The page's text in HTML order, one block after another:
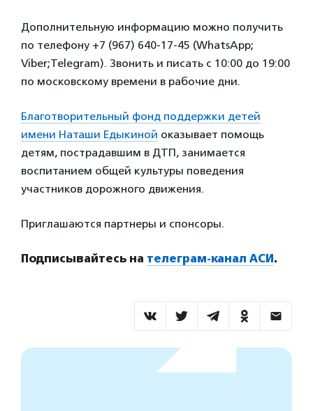
Дополнительную информацию можно получить
по телефону +7 (967) 640-17-45 (WhatsApp;
Viber;Telegram). Звонить и писать с 10:00 до 19:00
по московскому времени в рабочие дни.
Благотворительный фонд поддержки детей
имени Наташи Едыкиной оказывает помощь
детям, пострадавшим в ДТП, занимается
воспитанием общей культуры поведения
участников дорожного движения.
Приглашаются партнеры и спонсоры.
Подписывайтесь на телеграм-канал АСИ.